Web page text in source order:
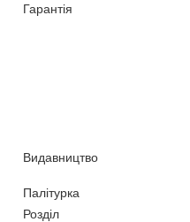
Гарантія
Видавництво
Палітурка
Розділ